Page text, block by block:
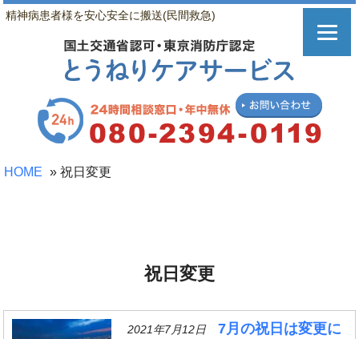
精神病患者様を安心安全に搬送(民間救急)
HOME » 祝日変更
祝日変更
2021年7月12日
7月の祝日は変更に